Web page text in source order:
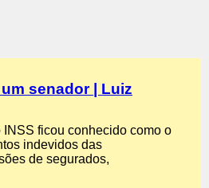
senador | Luiz
ficou conhecido como o
indevidos das
de segurados,